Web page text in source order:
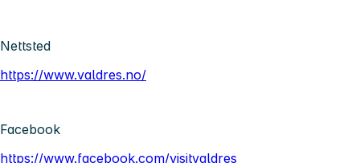
Nettsted
https://www.valdres.no/
Facebook
https://www.facebook.com/visitvaldres